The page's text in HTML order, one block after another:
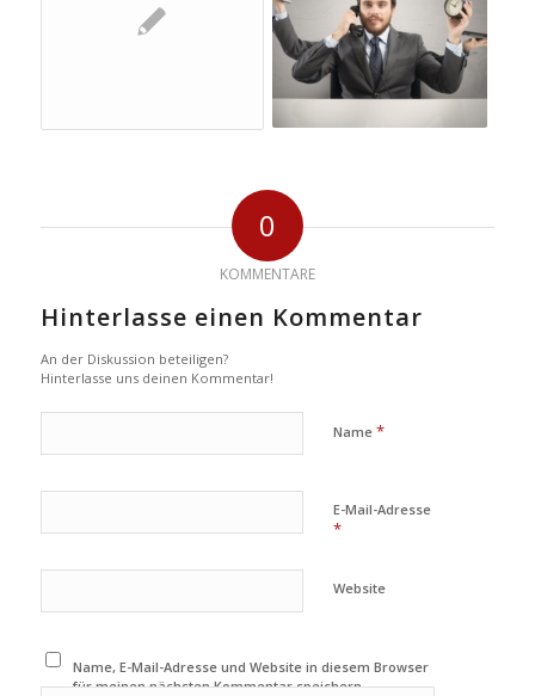
0
KOMMENTARE
Hinterlasse einen Kommentar
An der Diskussion beteiligen?
Hinterlasse uns deinen Kommentar!
Name *
E-Mail-Adresse
*
Website
Name, E-Mail-Adresse und Website in diesem Browser
für meinen nächsten Kommentar speichern.